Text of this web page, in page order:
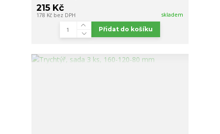
215 Kč
178 Kč bez DPH skladem
Přidat do košíku